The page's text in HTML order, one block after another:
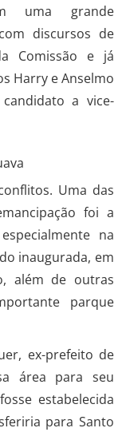
uma grande
discursos de
Comissão e já
Harry e Anselmo
a vice-
Uma das
foi a
na
inaugurada, em
além de outras
parque
ex-prefeito de
área para seu
estabelecida
para Santo